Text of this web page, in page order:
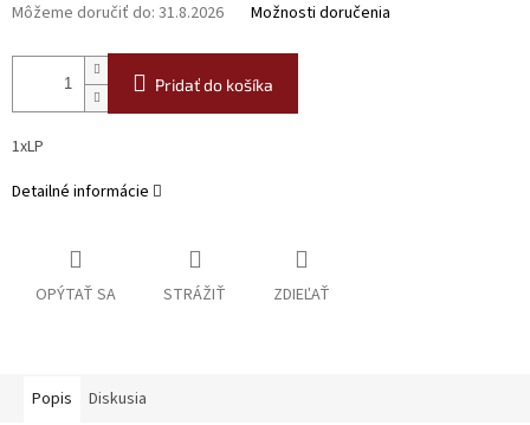
Môžeme doručiť do: 31.8.2026 Možnosti doručenia
Pridať do košíka
1xLP
Detailné informácie
OPÝTAŤ SA STRÁŽIŤ ZDIEĽAŤ
Popis Diskusia